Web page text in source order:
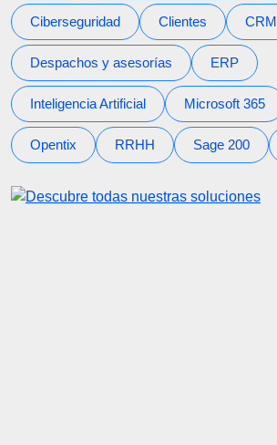
Ciberseguridad Clientes CRM
Despachos y asesorías ERP
Inteligencia Artificial Microsoft 365
Opentix RRHH Sage 200